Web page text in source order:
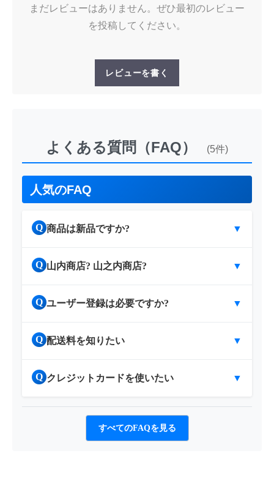
まだレビューはありません。ぜひ最初のレビュー
を投稿してください。
レビューを書く
よくある質問（FAQ） (5件)
人気のFAQ
Q 商品は新品ですか? ▼
Q 山内商店? 山之内商店? ▼
Q ユーザー登録は必要ですか? ▼
Q 配送料を知りたい ▼
Q クレジットカードを使いたい ▼
すべてのFAQを見る